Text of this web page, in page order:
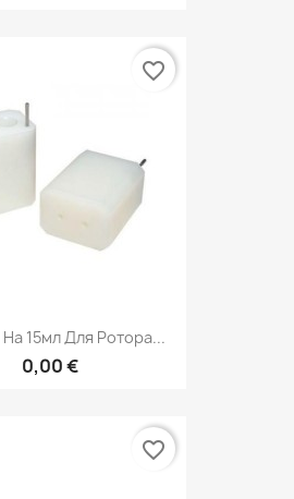
15мл Для Ротора...
0,00 €
favorite_border
favorite_border